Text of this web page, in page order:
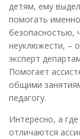
детям, ему
помогать
безопасностью,
неуклюжести, –
эксперт
Помогает
общими
педагогу.
Интересно, а
отличаются